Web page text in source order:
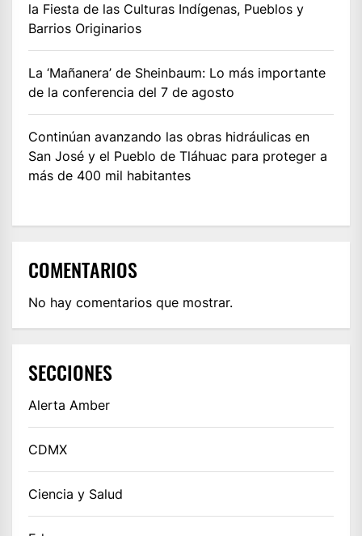
la Fiesta de las Culturas Indígenas, Pueblos y
Barrios Originarios
La ‘Mañanera’ de Sheinbaum: Lo más importante
de la conferencia del 7 de agosto
Continúan avanzando las obras hidráulicas en
San José y el Pueblo de Tláhuac para proteger a
más de 400 mil habitantes
COMENTARIOS
No hay comentarios que mostrar.
SECCIONES
Alerta Amber
CDMX
Ciencia y Salud